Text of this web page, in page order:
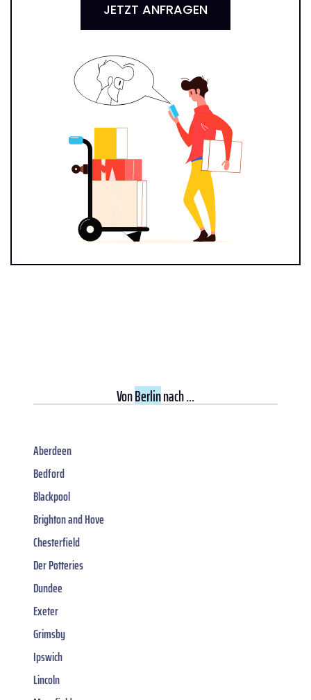
JETZT ANFRAGEN
VonBerlinnach ...
Aberdeen
Bedford
Blackpool
Brighton and Hove
Chesterfield
Der Potteries
Dundee
Exeter
Grimsby
Ipswich
Lincoln